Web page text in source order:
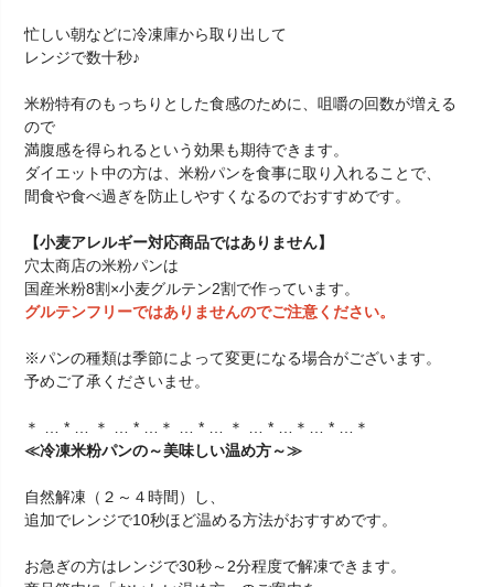
忙しい朝などに冷凍庫から取り出して
レンジで数十秒♪
米粉特有のもっちりとした食感のために、咀嚼の回数が増える
ので
満腹感を得られるという効果も期待できます。
ダイエット中の方は、米粉パンを食事に取り入れることで、
間食や食べ過ぎを防止しやすくなるのでおすすめです。
【小麦アレルギー対応商品ではありません】
穴太商店の米粉パンは
国産米粉8割×小麦グルテン2割で作っています。
グルテンフリーではありませんのでご注意ください。
※パンの種類は季節によって変更になる場合がございます。
予めご了承くださいませ。
＊ … * … ＊ … * …＊ … * … ＊ … * …＊… * …＊
≪冷凍米粉パンの～美味しい温め方～≫
自然解凍（２～４時間）し、
追加でレンジで10秒ほど温める方法がおすすめです。
お急ぎの方はレンジで30秒～2分程度で解凍できます。